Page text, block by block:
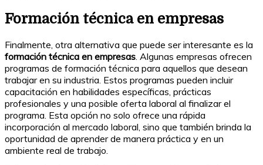
Formación técnica en empresas
Finalmente, otra alternativa que puede ser interesante es la
formación técnica en empresas. Algunas empresas ofrecen
programas de formación técnica para aquellos que desean
trabajar en su industria. Estos programas pueden incluir
capacitación en habilidades específicas, prácticas
profesionales y una posible oferta laboral al finalizar el
programa. Esta opción no solo ofrece una rápida
incorporación al mercado laboral, sino que también brinda la
oportunidad de aprender de manera práctica y en un
ambiente real de trabajo.